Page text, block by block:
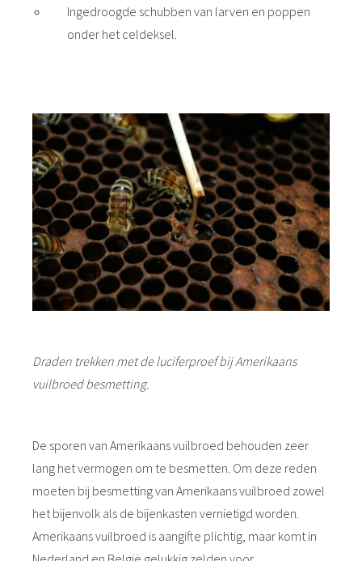
Ingedroogde schubben van larven en poppen
onder het celdeksel.
Draden trekken met de luciferproef bij Amerikaans
vuilbroed besmetting.
De sporen van Amerikaans vuilbroed behouden zeer
lang het vermogen om te besmetten. Om deze reden
moeten bij besmetting van Amerikaans vuilbroed zowel
het bijenvolk als de bijenkasten vernietigd worden.
Amerikaans vuilbroed is aangifte plichtig, maar komt in